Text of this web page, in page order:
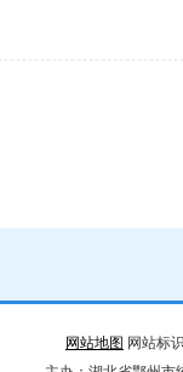
网站地图 网站标